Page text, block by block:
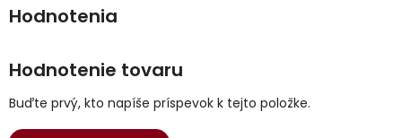
Hodnotenie tovaru
Buďte prvý, kto napíše príspevok k tejto položke.